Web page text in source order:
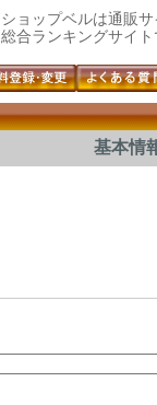
ショップベルは通販
総合ランキングサイ
基本情